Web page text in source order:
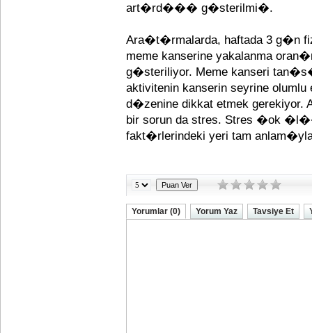
art�rd��� g�sterilmi�.
Ara�t�rmalarda, haftada 3 g�n
meme kanserine yakalanma
g�steriliyor. Meme kanseri
aktivitenin kanserin seyrine
d�zenine dikkat etmek
bir sorun da stres. Stres �ok
fakt�rlerindeki yeri tam
Yorumlar (0) Yorum Yaz Tavsiye Et